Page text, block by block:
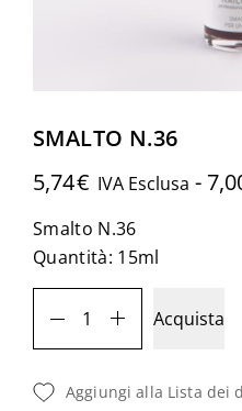
SMALTO N.36
5,74€ IVA Esclusa -
Smalto N.36
Quantità: 15ml
Acquista
Aggiungi alla Lista dei